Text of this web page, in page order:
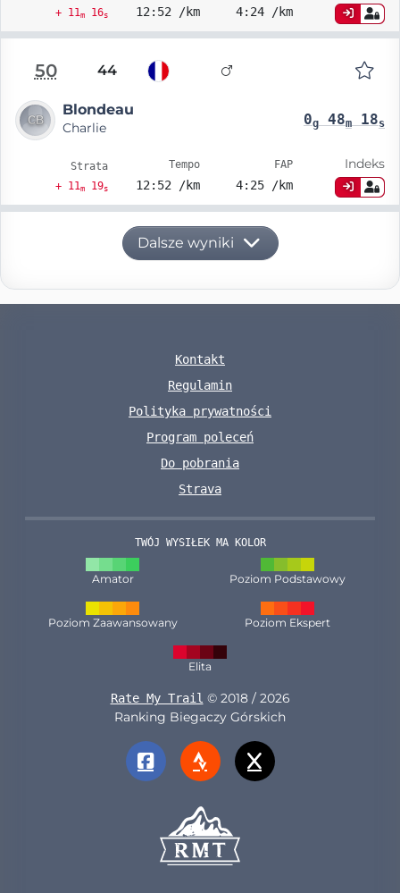
+ 11m16s 12:52 /km 4:24 /km
50 44
Blondeau
Charlie 0g48m18s
Strata
+ 11m19s
Tempo
12:52 /km
FAP
4:25 /km
Indeks
Dalsze wyniki
Kontakt
Regulamin
Polityka prywatności
Program poleceń
Do pobrania
Strava
TWÓJ WYSIŁEK MA KOLOR
Amator Poziom Podstawowy
Poziom Zaawansowany Poziom Ekspert
Elita
Rate My Trail © 2018 / 2026
Ranking Biegaczy Górskich